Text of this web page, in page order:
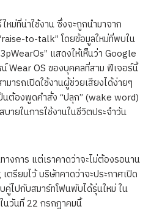
ม่ที่น่าใช้งาน ซึ่งจะถูกนำมาจาก
to-talk” โดยข้อมูลใหม่ที่พบใน
แสดงให้เห็นว่า Google
Wear OS ของบุคคลที่สาม ฟีเจอร์นี้
ารถเปิดใช้งานผู้ช่วยเสียงได้ง่ายๆ
นต้องพูดคำสั่ง “ปลุก” (wake word)
ายในการใช้งานในชีวิตประจำวัน
งการ แต่เราคาดว่าจะไม่ต้องรอนาน
ตรียมไว้ บริษัทคาดว่าจะประกาศเปิด
ไปกับสมาร์ทโฟนพับได้รุ่นใหม่ ใน
นวันที่ 22 กรกฎาคมนี้